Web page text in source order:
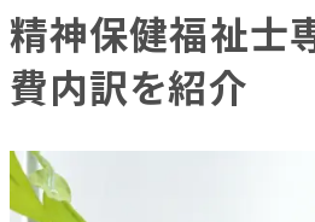
精神保健福祉士
費内訳を紹介